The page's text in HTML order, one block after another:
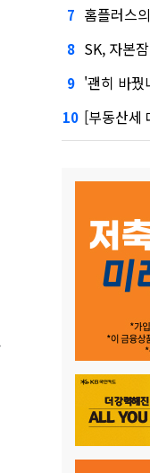
7 홈플러스의
8 SK, 자본
9 '괜히 바꿨나'
10 [부동산세